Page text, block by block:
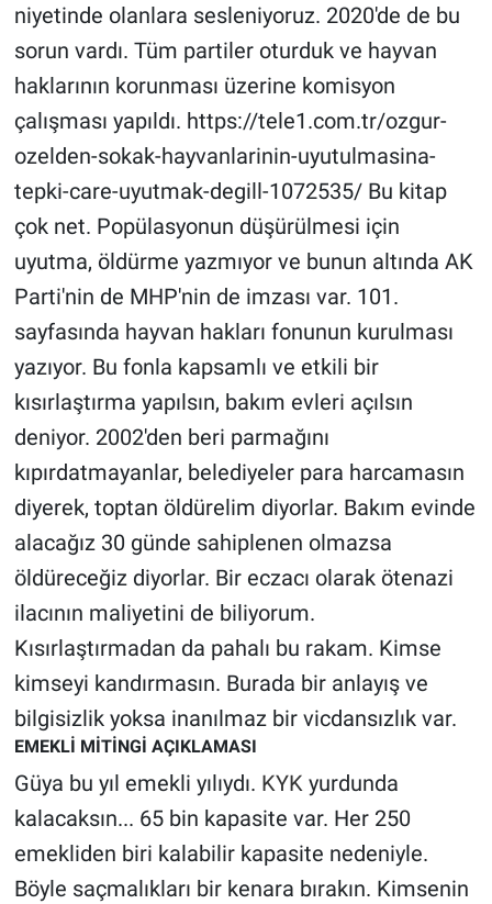
niyetinde olanlara sesleniyoruz. 2020'de de bu
sorun vardı. Tüm partiler oturduk ve hayvan
haklarının korunması üzerine komisyon
çalışması yapıldı. https://tele1.com.tr/ozgur-
ozelden-sokak-hayvanlarinin-uyutulmasina-
tepki-care-uyutmak-degill-1072535/ Bu kitap
çok net. Popülasyonun düşürülmesi için
uyutma, öldürme yazmıyor ve bunun altında AK
Parti'nin de MHP'nin de imzası var. 101.
sayfasında hayvan hakları fonunun kurulması
yazıyor. Bu fonla kapsamlı ve etkili bir
kısırlaştırma yapılsın, bakım evleri açılsın
deniyor. 2002'den beri parmağını
kıpırdatmayanlar, belediyeler para harcamasın
diyerek, toptan öldürelim diyorlar. Bakım evinde
alacağız 30 günde sahiplenen olmazsa
öldüreceğiz diyorlar. Bir eczacı olarak ötenazi
ilacının maliyetini de biliyorum.
Kısırlaştırmadan da pahalı bu rakam. Kimse
kimseyi kandırmasın. Burada bir anlayış ve
bilgisizlik yoksa inanılmaz bir vicdansızlık var.
EMEKLİ MİTİNGİ AÇIKLAMASI
Güya bu yıl emekli yılıydı. KYKyurdunda
kalacaksın... 65 bin kapasite var. Her 250
emekliden biri kalabilir kapasite nedeniyle.
Böyle saçmalıkları bir kenara bırakın. Kimsenin